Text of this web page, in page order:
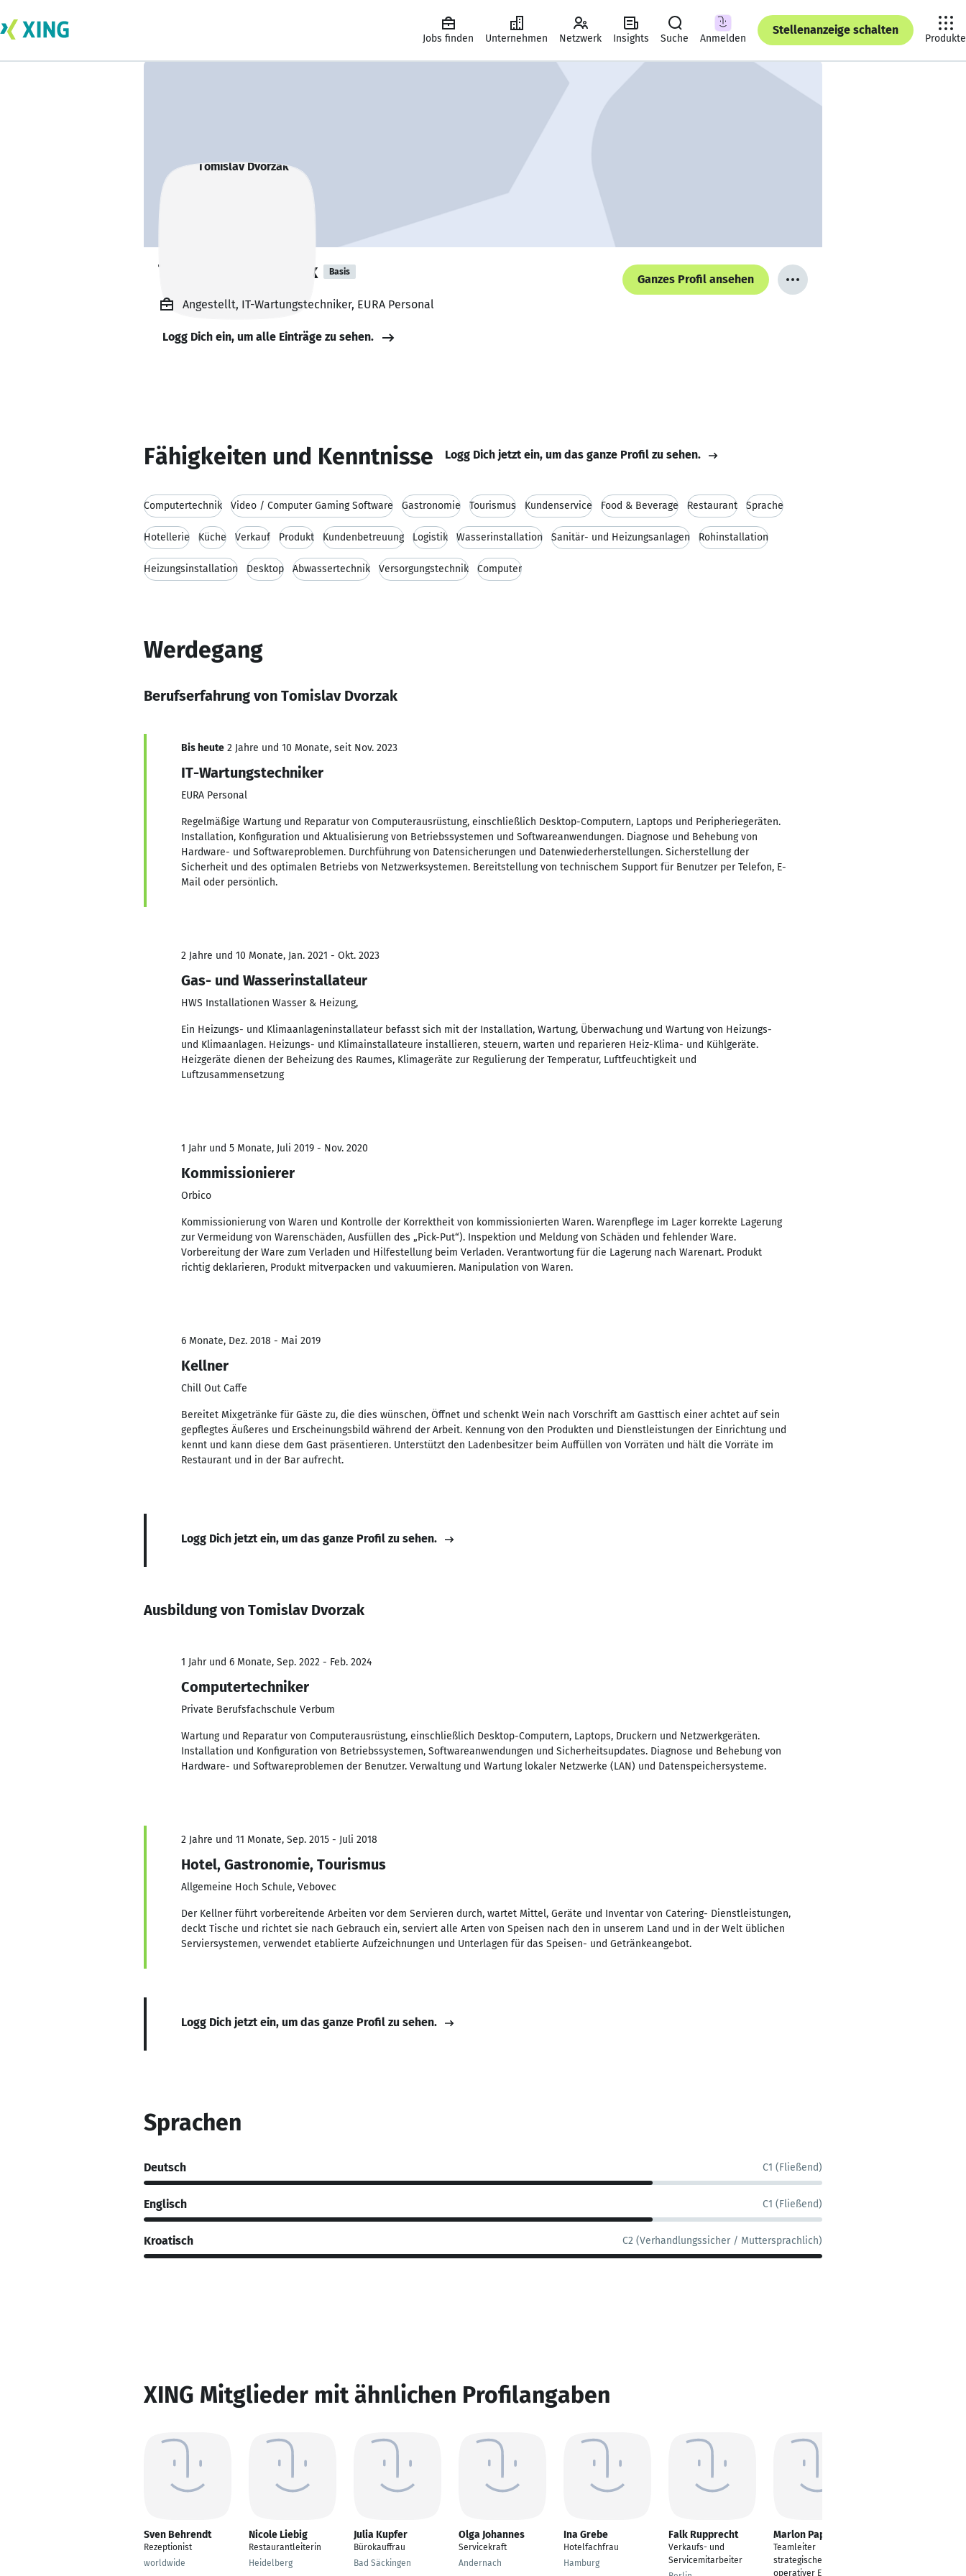
Jobs finden Unternehmen Netzwerk Insights Suche Anmelden
Stellenanzeige schalten
Produkte
Tomislav Dvorzak Basis
Ganzes Profil ansehen
Angestellt, IT-Wartungstechniker, EURA Personal
Logg Dich ein, um alle Einträge zu sehen.
Fähigkeiten und Kenntnisse Logg Dich jetzt ein, um das ganze Profil zu sehen.
Computertechnik Video / Computer Gaming Software Gastronomie Tourismus Kundenservice Food & Beverage Restaurant Sprache
Hotellerie Küche Verkauf Produkt Kundenbetreuung Logistik Wasserinstallation Sanitär- und Heizungsanlagen Rohinstallation
Heizungsinstallation Desktop Abwassertechnik Versorgungstechnik Computer
Werdegang
Berufserfahrung von Tomislav Dvorzak
Bis heute 2 Jahre und 10 Monate, seit Nov. 2023
IT-Wartungstechniker
EURA Personal
Regelmäßige Wartung und Reparatur von Computerausrüstung, einschließlich Desktop-Computern, Laptops und Peripheriegeräten.
Installation, Konfiguration und Aktualisierung von Betriebssystemen und Softwareanwendungen. Diagnose und Behebung von
Hardware- und Softwareproblemen. Durchführung von Datensicherungen und Datenwiederherstellungen. Sicherstellung der
Sicherheit und des optimalen Betriebs von Netzwerksystemen. Bereitstellung von technischem Support für Benutzer per Telefon, E-
Mail oder persönlich.
2 Jahre und 10 Monate, Jan. 2021 - Okt. 2023
Gas- und Wasserinstallateur
HWS Installationen Wasser & Heizung,
Ein Heizungs- und Klimaanlageninstallateur befasst sich mit der Installation, Wartung, Überwachung und Wartung von Heizungs-
und Klimaanlagen. Heizungs- und Klimainstallateure installieren, steuern, warten und reparieren Heiz-Klima- und Kühlgeräte.
Heizgeräte dienen der Beheizung des Raumes, Klimageräte zur Regulierung der Temperatur, Luftfeuchtigkeit und
Luftzusammensetzung
1 Jahr und 5 Monate, Juli 2019 - Nov. 2020
Kommissionierer
Orbico
Kommissionierung von Waren und Kontrolle der Korrektheit von kommissionierten Waren. Warenpflege im Lager korrekte Lagerung
zur Vermeidung von Warenschäden, Ausfüllen des „Pick-Put“). Inspektion und Meldung von Schäden und fehlender Ware.
Vorbereitung der Ware zum Verladen und Hilfestellung beim Verladen. Verantwortung für die Lagerung nach Warenart. Produkt
richtig deklarieren, Produkt mitverpacken und vakuumieren. Manipulation von Waren.
6 Monate, Dez. 2018 - Mai 2019
Kellner
Chill Out Caffe
Bereitet Mixgetränke für Gäste zu, die dies wünschen, Öffnet und schenkt Wein nach Vorschrift am Gasttisch einer achtet auf sein
gepflegtes Äußeres und Erscheinungsbild während der Arbeit. Kennung von den Produkten und Dienstleistungen der Einrichtung und
kennt und kann diese dem Gast präsentieren. Unterstützt den Ladenbesitzer beim Auffüllen von Vorräten und hält die Vorräte im
Restaurant und in der Bar aufrecht.
Logg Dich jetzt ein, um das ganze Profil zu sehen.
Ausbildung von Tomislav Dvorzak
1 Jahr und 6 Monate, Sep. 2022 - Feb. 2024
Computertechniker
Private Berufsfachschule Verbum
Wartung und Reparatur von Computerausrüstung, einschließlich Desktop-Computern, Laptops, Druckern und Netzwerkgeräten.
Installation und Konfiguration von Betriebssystemen, Softwareanwendungen und Sicherheitsupdates. Diagnose und Behebung von
Hardware- und Softwareproblemen der Benutzer. Verwaltung und Wartung lokaler Netzwerke (LAN) und Datenspeichersysteme.
2 Jahre und 11 Monate, Sep. 2015 - Juli 2018
Hotel, Gastronomie, Tourismus
Allgemeine Hoch Schule, Vebovec
Der Kellner führt vorbereitende Arbeiten vor dem Servieren durch, wartet Mittel, Geräte und Inventar von Catering- Dienstleistungen,
deckt Tische und richtet sie nach Gebrauch ein, serviert alle Arten von Speisen nach den in unserem Land und in der Welt üblichen
Serviersystemen, verwendet etablierte Aufzeichnungen und Unterlagen für das Speisen- und Getränkeangebot.
Logg Dich jetzt ein, um das ganze Profil zu sehen.
Sprachen
Deutsch C1 (Fließend)
Englisch C1 (Fließend)
Kroatisch C2 (Verhandlungssicher / Muttersprachlich)
XING Mitglieder mit ähnlichen Profilangaben
Sven Behrendt
Rezeptionist
worldwide
Nicole Liebig
Restaurantleiterin
Heidelberg
Julia Kupfer
Bürokauffrau
Bad Säckingen
Olga Johannes
Servicekraft
Andernach
Ina Grebe
Hotelfachfrau
Hamburg
Falk Rupprecht
Verkaufs- und
Servicemitarbeiter
Marlon Papert
Teamleiter
strategischer und
operativer Einkauf